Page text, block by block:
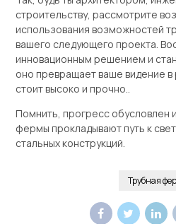
строительству, рассмотрите
использования возможностей
вашего следующего проекта.
инновационным решением и
оно превращает ваше видение в
стоит высоко и прочно..
Помнить, прогресс обусловлен
фермы прокладывают путь к
стальных конструкций.
Трубная